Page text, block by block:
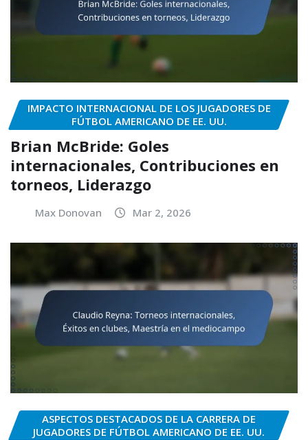
IMPACTO INTERNACIONAL DE LOS JUGADORES DE
FÚTBOL AMERICANO DE EE. UU.
Brian McBride: Goles
internacionales, Contribuciones en
torneos, Liderazgo
Max Donovan Mar 2, 2026
ASPECTOS DESTACADOS DE LA CARRERA DE
JUGADORES DE FÚTBOL AMERICANO DE EE. UU.